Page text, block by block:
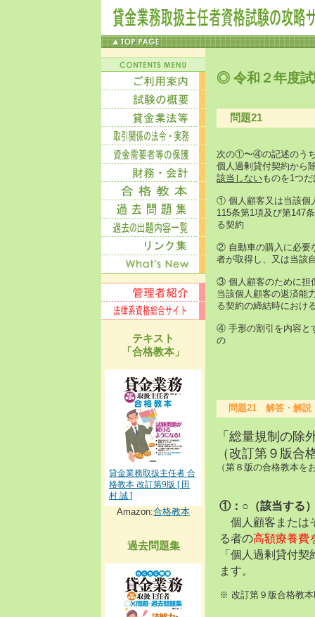
テキスト
「合格教本」
貸金業務取扱主任者 合
格教本 改訂第9版 [ 田
村 誠 ]
Amazon:合格教本
過去問題集
◎ 令和２年度
問題21
次の①〜④の記述のう
個人過剰貸付契約から
該当しないものを1つ
① 個人顧客又は当該個
115条第1項及び第147
る契約
② 自動車の購入に必要
者が取得し、又は当該
③ 個人顧客のために担
当該個人顧客の返済能
る契約の締結時におけ
④ 手形の割引を内容と
の
問題21 解答・解説
「総量規制の除
（改訂第９版合
（第８版の合格教本を
①：○（該当する
個人顧客または
る者の高額療養費
「個人過剰貸付
ます。
※ 改訂第９版合格教